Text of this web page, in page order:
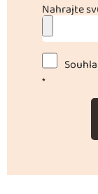
Nahrajte
*